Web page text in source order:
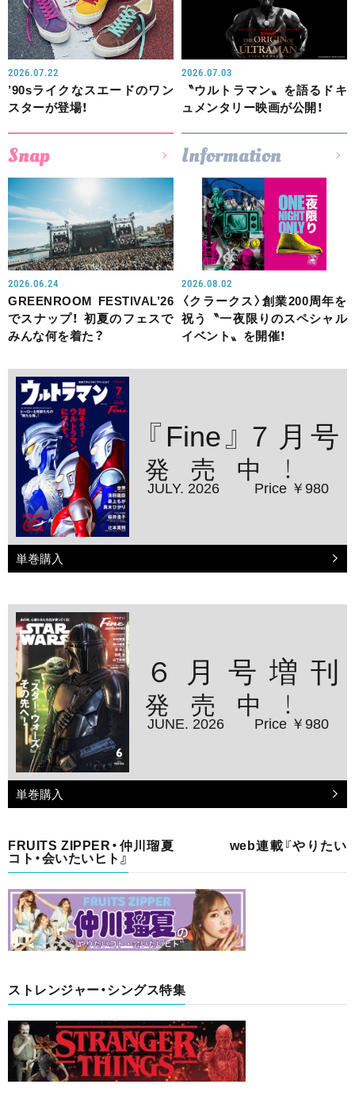
2026.07.22
’90sライクなスエードのワン
スターが登場！
2026.07.03
〝ウルトラマン〟を語るドキ
ュメンタリー映画が公開！
Snap
2026.06.24
GREENROOM FESTIVAL’26
でスナップ！ 初夏のフェスで
みんな何を着た？
Information
2026.08.02
〈クラークス〉創業200周年を
祝う〝一夜限りのスペシャル
イベント〟を開催！
『Fine』７月号
発売中！
JULY. 2026 Price ￥980
単巻購入
６月号増刊
発売中！
JUNE. 2026 Price ￥980
単巻購入
FRUITS ZIPPER・仲川瑠夏 web連載『やりたい
コト・会いたいヒト』
ストレンジャー・シングス特集